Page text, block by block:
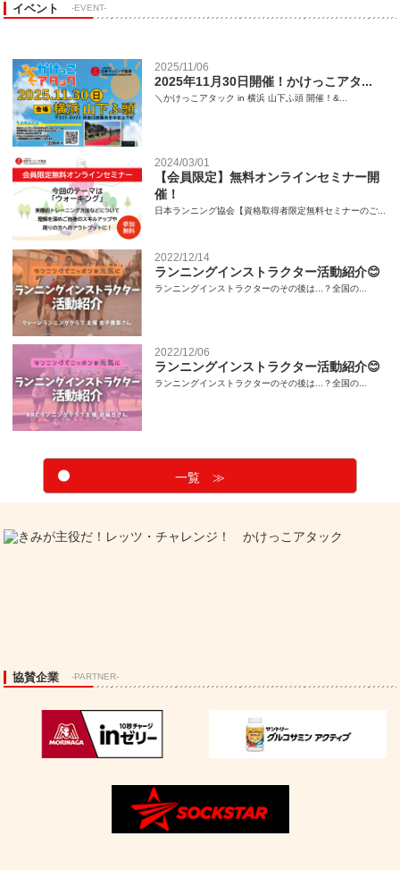
イベント -EVENT-
2025/11/06
2025年11月30日開催！かけっこアタ...
＼かけっこアタック in 横浜 山下ふ頭 開催！&...
2024/03/01
【会員限定】無料オンラインセミナー開
催！
日本ランニング協会【資格取得者限定無料セミナーのご...
2022/12/14
ランニングインストラクター活動紹介😊
ランニングインストラクターのその後は...？全国の...
2022/12/06
ランニングインストラクター活動紹介😊
ランニングインストラクターのその後は...？全国の...
一覧 ≫
協賛企業 -PARTNER-